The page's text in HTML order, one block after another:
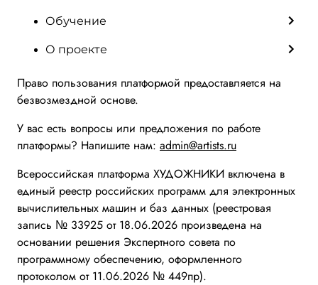
Обучение
О проекте
Право пользования платформой предоставляется на
безвозмездной основе.
У вас есть вопросы или предложения по работе
платформы? Напишите нам: admin@artists.ru
Всероссийская платформа ХУДОЖНИКИ включена в
единый реестр российских программ для электронных
вычислительных машин и баз данных (реестровая
запись № 33925 от 18.06.2026 произведена на
основании решения Экспертного совета по
программному обеспечению, оформленного
протоколом от 11.06.2026 № 449пр).